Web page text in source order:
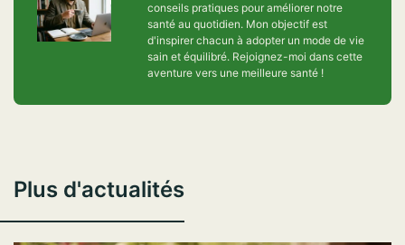
conseils pratiques pour améliorer notre
santé au quotidien. Mon objectif est
d'inspirer chacun à adopter un mode de vie
sain et équilibré. Rejoignez-moi dans cette
aventure vers une meilleure santé !
Plus d'actualités